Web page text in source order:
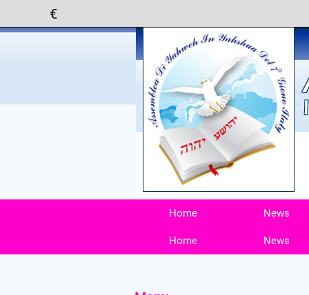
Home News
Home News